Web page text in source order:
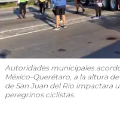
Autoridades municipales
México-Querétaro, a la altura
de San Juan del Río impactara
peregrinos ciclistas.